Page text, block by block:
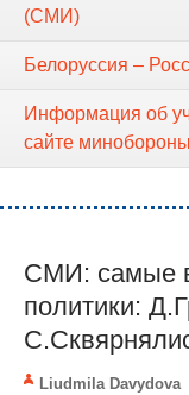
(СМИ)
Белоруссия –
Информация об
сайте
СМИ: самые
политики:
Liudmila Davydova